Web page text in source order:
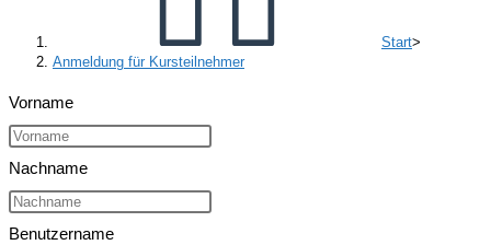
Start>
Anmeldung für Kursteilnehmer
Vorname
Nachname
Benutzername